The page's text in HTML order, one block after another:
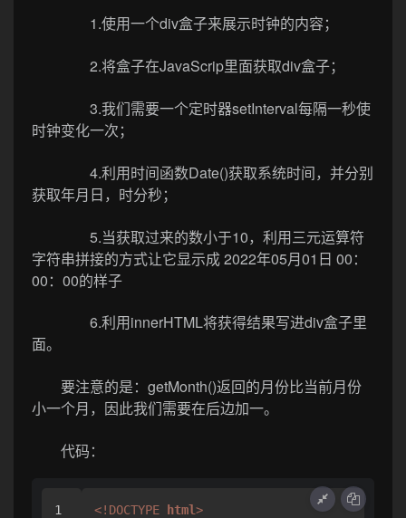
1.使用一个div盒子来展示时钟的内容；
2.将盒子在JavaScrip里面获取div盒子；
3.我们需要一个定时器setInterval每隔一秒使
时钟变化一次；
4.利用时间函数Date()获取系统时间，并分别
获取年月日，时分秒；
5.当获取过来的数小于10，利用三元运算符
字符串拼接的方式让它显示成 2022年05月01日 00：
00：00的样子
6.利用innerHTML将获得结果写进div盒子里
面。
要注意的是：getMonth()返回的月份比当前月份
小一个月，因此我们需要在后边加一。
代码：
1
<!DOCTYPE html>